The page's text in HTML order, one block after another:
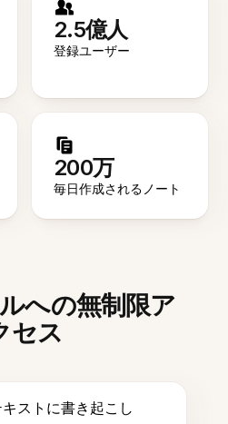
2.5億人
登録ユーザー
200万
毎日作成されるノート
への無制限ア
セス
ストに書き起こし